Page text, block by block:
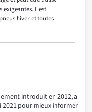
exigeantes. Il est
hiver et toutes
introduit en 2012, a
2021 pour mieux informer